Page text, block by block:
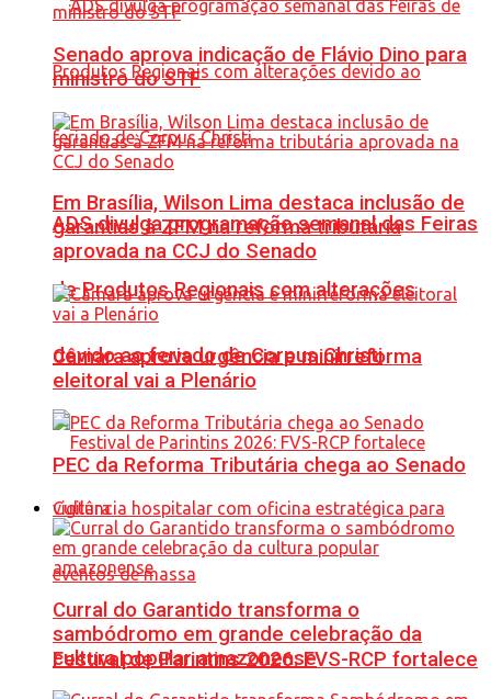
ADS divulga programação semanal das Feiras
de Produtos Regionais com alterações
devido ao feriado de Corpus Christi
Festival de Parintins 2026: FVS-RCP fortalece
Senado aprova indicação de Flávio Dino para
ministro do STF
Em Brasília, Wilson Lima destaca inclusão de
garantias à ZFM na reforma tributária
aprovada na CCJ do Senado
Câmara aprova urgência e minirreforma
eleitoral vai a Plenário
PEC da Reforma Tributária chega ao Senado
Cultura
Curral do Garantido transforma o
sambódromo em grande celebração da
cultura popular amazonense